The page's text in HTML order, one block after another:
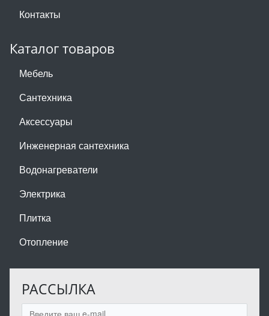
Контакты
Каталог товаров
Мебель
Сантехника
Аксессуары
Инженерная сантехника
Водонагреватели
Электрика
Плитка
Отопление
РАССЫЛКА